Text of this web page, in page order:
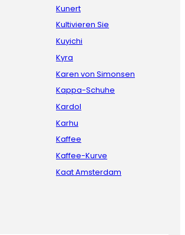
Kunert
Kultivieren Sie
Kuyichi
Kyra
Karen von Simonsen
Kappa-Schuhe
Kardol
Karhu
Kaffee
Kaffee-Kurve
Kaat Amsterdam